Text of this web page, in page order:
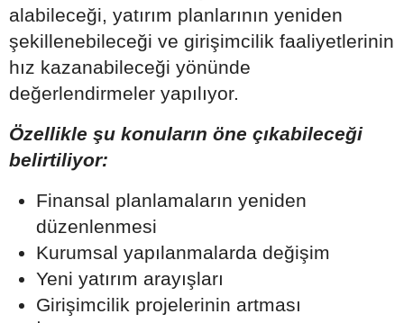
alabileceği, yatırım planlarının yeniden
şekillenebileceği ve girişimcilik faaliyetlerinin
hız kazanabileceği yönünde
değerlendirmeler yapılıyor.
Özellikle şu konuların öne çıkabileceği
belirtiliyor:
Finansal planlamaların yeniden
düzenlenmesi
Kurumsal yapılanmalarda değişim
Yeni yatırım arayışları
Girişimcilik projelerinin artması